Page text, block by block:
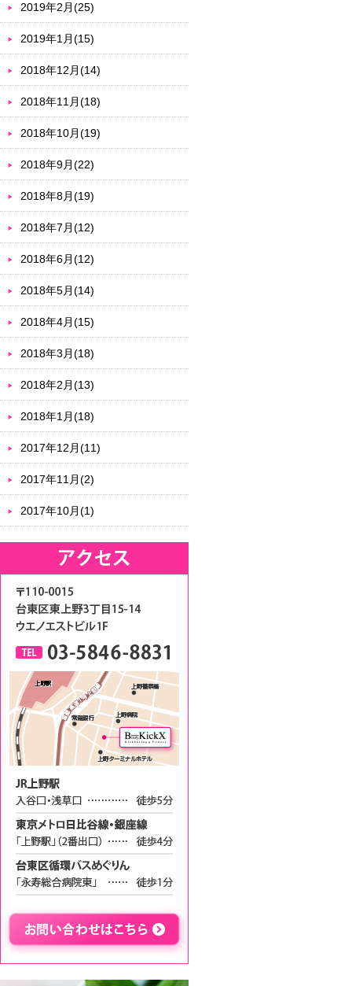
2019年2月(25)
2019年1月(15)
2018年12月(14)
2018年11月(18)
2018年10月(19)
2018年9月(22)
2018年8月(19)
2018年7月(12)
2018年6月(12)
2018年5月(14)
2018年4月(15)
2018年3月(18)
2018年2月(13)
2018年1月(18)
2017年12月(11)
2017年11月(2)
2017年10月(1)